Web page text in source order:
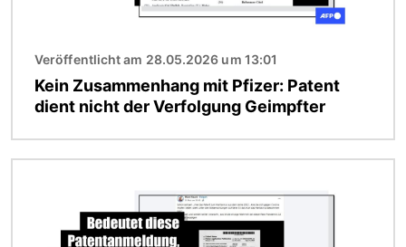
Veröffentlicht am 28.05.2026 um 13:01
Kein Zusammenhang mit Pfizer: Patent
dient nicht der Verfolgung Geimpfter